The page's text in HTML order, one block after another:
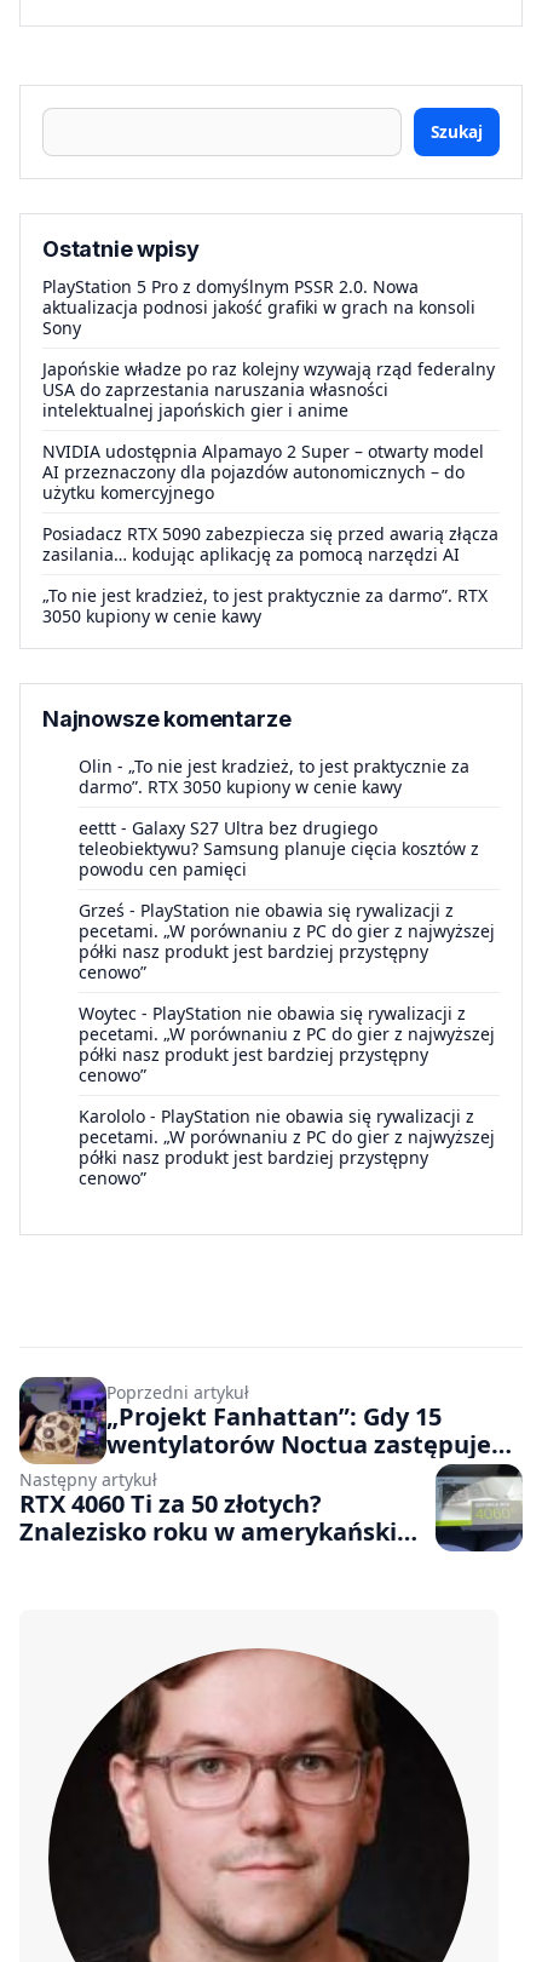
Szukaj
Ostatnie wpisy
PlayStation 5 Pro z domyślnym PSSR 2.0. Nowa
aktualizacja podnosi jakość grafiki w grach na konsoli
Sony
Japońskie władze po raz kolejny wzywają rząd federalny
USA do zaprzestania naruszania własności
intelektualnej japońskich gier i anime
NVIDIA udostępnia Alpamayo 2 Super – otwarty model
AI przeznaczony dla pojazdów autonomicznych – do
użytku komercyjnego
Posiadacz RTX 5090 zabezpiecza się przed awarią złącza
zasilania… kodując aplikację za pomocą narzędzi AI
„To nie jest kradzież, to jest praktycznie za darmo”. RTX
3050 kupiony w cenie kawy
Najnowsze komentarze
Olin - „To nie jest kradzież, to jest praktycznie za
darmo”. RTX 3050 kupiony w cenie kawy
eettt - Galaxy S27 Ultra bez drugiego
teleobiektywu? Samsung planuje cięcia kosztów z
powodu cen pamięci
Grześ - PlayStation nie obawia się rywalizacji z
pecetami. „W porównaniu z PC do gier z najwyższej
półki nasz produkt jest bardziej przystępny
cenowo”
Woytec - PlayStation nie obawia się rywalizacji z
pecetami. „W porównaniu z PC do gier z najwyższej
półki nasz produkt jest bardziej przystępny
cenowo”
Karololo - PlayStation nie obawia się rywalizacji z
pecetami. „W porównaniu z PC do gier z najwyższej
półki nasz produkt jest bardziej przystępny
cenowo”
Poprzedni artykuł
„Projekt Fanhattan”: Gdy 15
wentylatorów Noctua zastępuje
ścianę obudowy, temperatury
spadają o 20 stopni
Następny artykuł
RTX 4060 Ti za 50 złotych?
Znalezisko roku w amerykańskim